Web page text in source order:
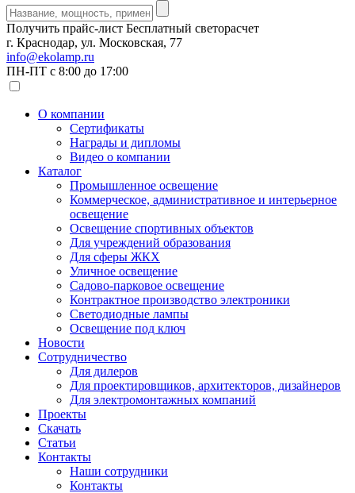
Получить прайс-лист Бесплатный светорасчет
г. Краснодар, ул. Московская, 77
info@ekolamp.ru
ПН-ПТ с 8:00 до 17:00
О компании
Сертификаты
Награды и дипломы
Видео о компании
Каталог
Промышленное освещение
Коммерческое, административное и интерьерное
освещение
Освещение спортивных объектов
Для учреждений образования
Для сферы ЖКХ
Уличное освещение
Садово-парковое освещение
Контрактное производство электроники
Светодиодные лампы
Освещение под ключ
Новости
Сотрудничество
Для дилеров
Для проектировщиков, архитекторов, дизайнеров
Для электромонтажных компаний
Проекты
Скачать
Статьи
Контакты
Наши сотрудники
Контакты